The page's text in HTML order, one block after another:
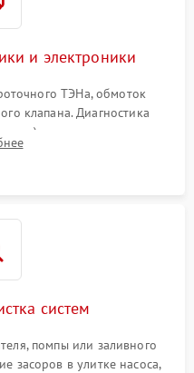
и электроники
ТЭНа, обмоток
клапана. Диагностика
датчика мутности,
модуля управления.
систем
помпы или заливного
засоров в улитке насоса,